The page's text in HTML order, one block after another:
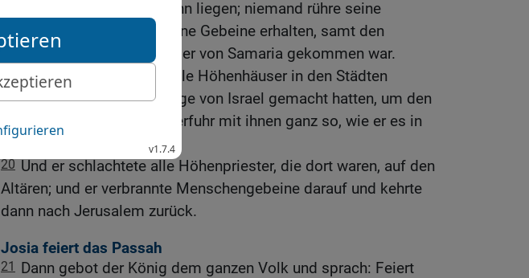
Da sprach er: So lasst ihn liegen; niemand rühre seine
Gebeine an! So blieben seine Gebeine erhalten, samt den
Gebeinen des Propheten, der von Samaria gekommen war.
Josia beseitigte auch alle Höhenhäuser in den Städten
Samarias, welche die Könige von Israel gemacht hatten, um den
HERRN zu erzürnen, und verfuhr mit ihnen ganz so, wie er es in
Bethel getan hatte.
20 Und er schlachtete alle Höhenpriester, die dort waren, auf den
Altären; und er verbrannte Menschengebeine darauf und kehrte
dann nach Jerusalem zurück.
Josia feiert das Passah
21 Dann gebot der König dem ganzen Volk und sprach: Feiert